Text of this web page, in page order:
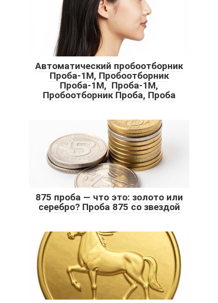
Автоматический пробоотборник
Проба-1М, Пробоотборник
Проба-1М, Проба-1М,
Пробоотборник Проба, Проба
875 проба — что это: золото или
серебро? Проба 875 со звездой